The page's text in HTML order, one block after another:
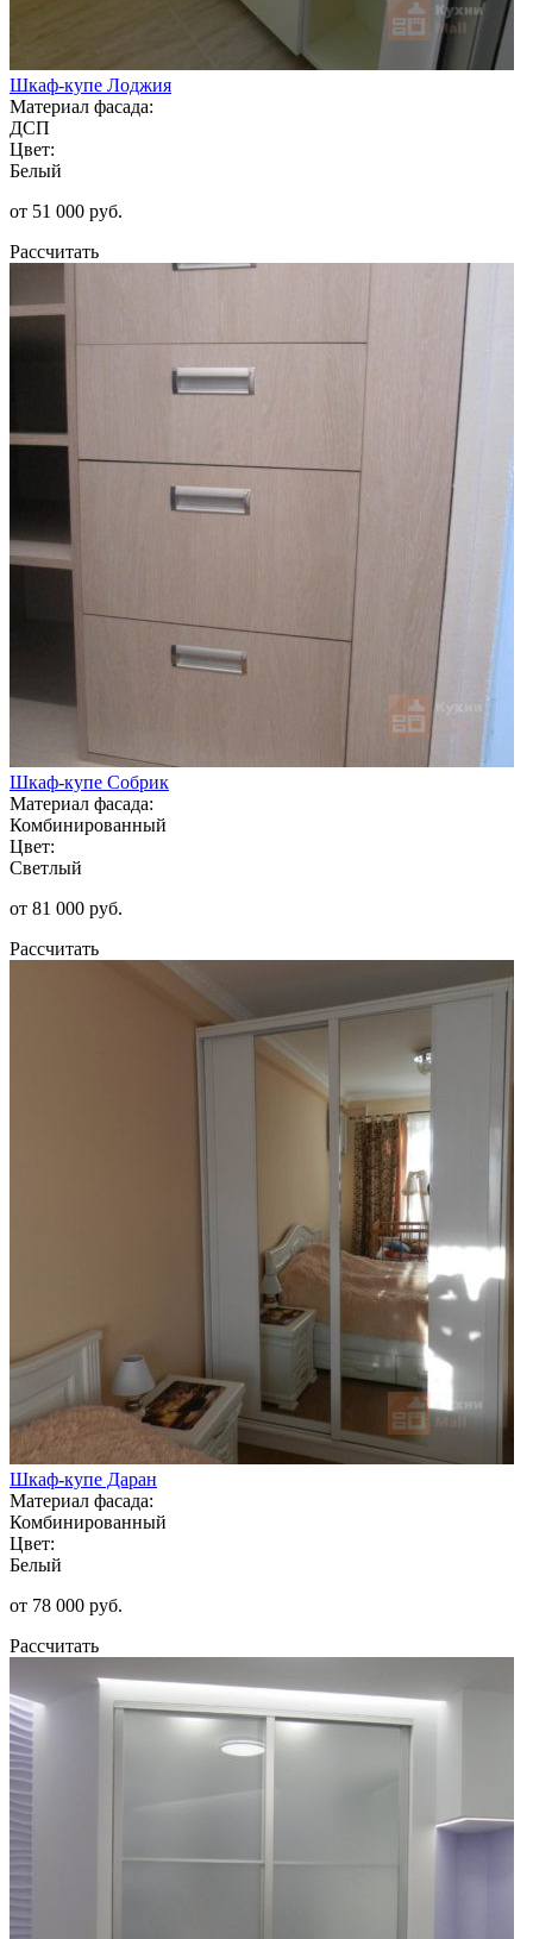
Шкаф-купе Лоджия
Материал фасада:
ДСП
Цвет:
Белый
от 51 000 руб.
Рассчитать
Шкаф-купе Собрик
Материал фасада:
Комбинированный
Цвет:
Светлый
от 81 000 руб.
Рассчитать
Шкаф-купе Даран
Материал фасада:
Комбинированный
Цвет:
Белый
от 78 000 руб.
Рассчитать